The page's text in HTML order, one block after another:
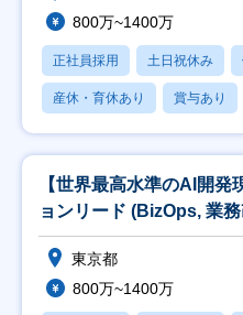
800万~1400万
正社員採用 土日祝休み
産休・育休あり 賞与あり
【世界最高水準のAI開
ョンリード (BizOps, 業
東京都
800万~1400万